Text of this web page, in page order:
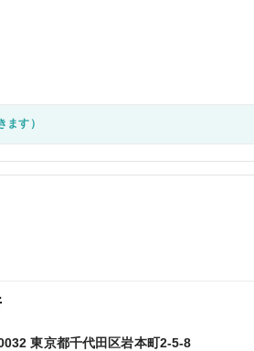
ます）
東京都千代田区岩本町2-5-8